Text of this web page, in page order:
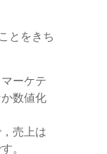
とをきち
ーケテ
数値化
売上は
。